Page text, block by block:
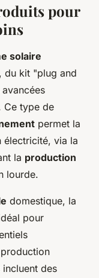
pour
solaire
du kit "plug and
Ce type de
permet la
électricité, via la
la production
lourde.
domestique, la
pour
incluent des